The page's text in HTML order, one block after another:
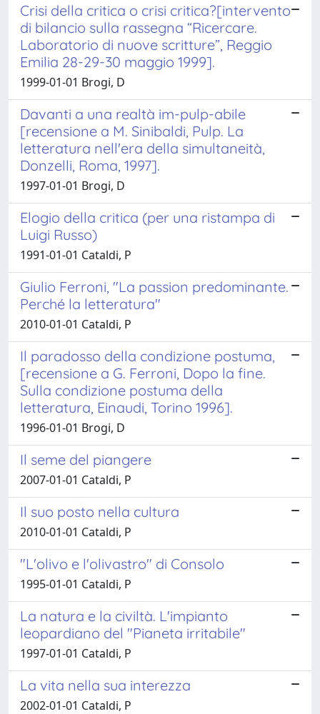
Crisi della critica o crisi critica?[intervento
di bilancio sulla rassegna “Ricercare.
Laboratorio di nuove scritture”, Reggio
Emilia 28-29-30 maggio 1999].
1999-01-01 Brogi, D
Davanti a una realtà im-pulp-abile
[recensione a M. Sinibaldi, Pulp. La
letteratura nell'era della simultaneità,
Donzelli, Roma, 1997].
1997-01-01 Brogi, D
Elogio della critica (per una ristampa di
Luigi Russo)
1991-01-01 Cataldi, P
Giulio Ferroni, "La passion predominante.
Perché la letteratura"
2010-01-01 Cataldi, P
Il paradosso della condizione postuma,
[recensione a G. Ferroni, Dopo la fine.
Sulla condizione postuma della
letteratura, Einaudi, Torino 1996].
1996-01-01 Brogi, D
Il seme del piangere
2007-01-01 Cataldi, P
Il suo posto nella cultura
2010-01-01 Cataldi, P
"L'olivo e l'olivastro" di Consolo
1995-01-01 Cataldi, P
La natura e la civiltà. L'impianto
leopardiano del "Pianeta irritabile"
1997-01-01 Cataldi, P
La vita nella sua interezza
2002-01-01 Cataldi, P